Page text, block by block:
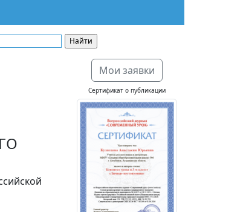
Мои заявки
Сертификат о публикации